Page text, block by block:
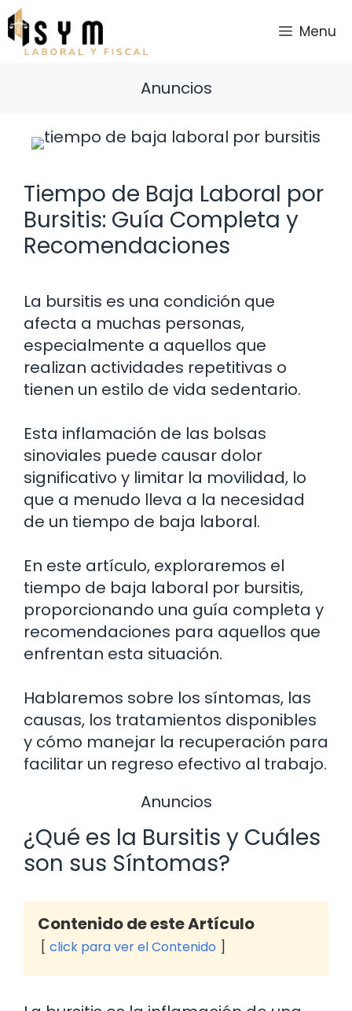
Saltar
al
contenido
Menu
Anuncios
Tiempo de Baja Laboral por
Bursitis: Guía Completa y
Recomendaciones
La bursitis es una condición que
afecta a muchas personas,
especialmente a aquellos que
realizan actividades repetitivas o
tienen un estilo de vida sedentario.
Esta inflamación de las bolsas
sinoviales puede causar dolor
significativo y limitar la movilidad, lo
que a menudo lleva a la necesidad
de un tiempo de baja laboral.
En este artículo, exploraremos el
tiempo de baja laboral por bursitis,
proporcionando una guía completa y
recomendaciones para aquellos que
enfrentan esta situación.
Hablaremos sobre los síntomas, las
causas, los tratamientos disponibles
y cómo manejar la recuperación para
facilitar un regreso efectivo al trabajo.
Anuncios
¿Qué es la Bursitis y Cuáles
son sus Síntomas?
Contenido de este Artículo
click para ver el Contenido